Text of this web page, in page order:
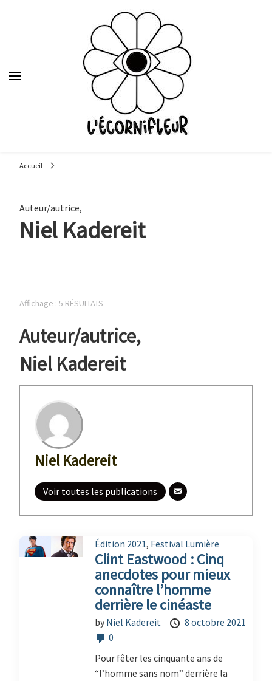
Accueil
Auteur/autrice,
Niel Kadereit
Affichage : 5 RÉSULTATS
Auteur/autrice,
Niel Kadereit
Niel Kadereit
Voir toutes les publications
Édition 2021, Festival Lumière
Clint Eastwood : Cinq
anecdotes pour mieux
connaître l’homme
derrière le cinéaste
by Niel Kadereit
8 octobre 2021
0
Pour fêter les cinquante ans de
“l’homme sans nom” derrière la